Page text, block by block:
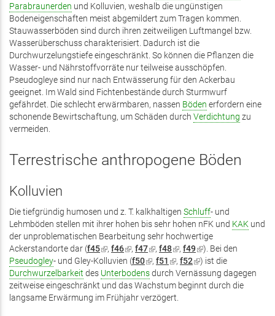
extern)extern)extern)
Parabraunerden und Kolluvien, weshalb die ungünstigen
Bodeneigenschaften meist abgemildert zum Tragen kommen.
Stauwasserböden sind durch ihren zeitweiligen Luftmangel bzw.
Wasserüberschuss charakterisiert. Dadurch ist die
Durchwurzelungstiefe eingeschränkt. So können die Pflanzen die
Wasser- und Nährstoffvorräte nur teilweise ausschöpfen.
Pseudogleye sind nur nach Entwässerung für den Ackerbau
geeignet. Im Wald sind Fichtenbestände durch Sturmwurf
gefährdet. Die schlecht erwärmbaren, nassen Böden erfordern eine
schonende Bewirtschaftung, um Schäden durch Verdichtung zu
vermeiden.
Terrestrische anthropogene Böden
Kolluvien
Die tiefgründig humosen und z. T. kalkhaltigen Schluff- und
Lehmböden stellen mit ihrer hohen bis sehr hohen nFK und KAK und
der unproblematischen Bearbeitung sehr hochwertige
Ackerstandorte dar (f45(Link
ist
extern)
, f46(Link
ist
extern)
, f47(Link
ist
extern)
, f48(Link
ist
extern)
, f49(Link
ist
extern)
). Bei den
Pseudogley- und Gley-Kolluvien (f50(Link
ist
extern)
, f51 (Link
ist
extern)
, f52(Link
ist
extern)
) ist die
Durchwurzelbarkeit des Unterbodensdurch Vernässung dagegen
zeitweise eingeschränkt und das Wachstum beginnt durch die
langsame Erwärmung im Frühjahr verzögert.